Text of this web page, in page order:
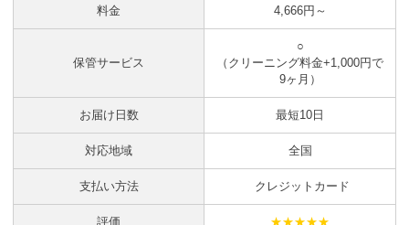
料金 4,666円～
保管サービス
○
（クリーニング料金+1,000円で
9ヶ月）
お届け日数 最短10日
対応地域 全国
支払い方法 クレジットカード
評価 ★★★★★